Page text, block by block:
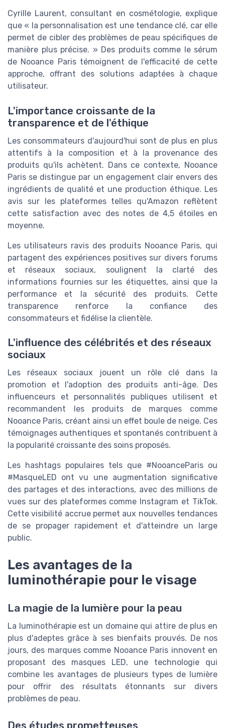
Cyrille Laurent, consultant en cosmétologie, explique
que « la personnalisation est une tendance clé, car elle
permet de cibler des problèmes de peau spécifiques de
manière plus précise. » Des produits comme le sérum
de Nooance Paris témoignent de l'efficacité de cette
approche, offrant des solutions adaptées à chaque
utilisateur.
L'importance croissante de la
transparence et de l'éthique
Les consommateurs d'aujourd'hui sont de plus en plus
attentifs à la composition et à la provenance des
produits qu'ils achètent. Dans ce contexte, Nooance
Paris se distingue par un engagement clair envers des
ingrédients de qualité et une production éthique. Les
avis sur les plateformes telles qu'Amazon reflètent
cette satisfaction avec des notes de 4,5 étoiles en
moyenne.
Les utilisateurs ravis des produits Nooance Paris, qui
partagent des expériences positives sur divers forums
et réseaux sociaux, soulignent la clarté des
informations fournies sur les étiquettes, ainsi que la
performance et la sécurité des produits. Cette
transparence renforce la confiance des
consommateurs et fidélise la clientèle.
L'influence des célébrités et des réseaux
sociaux
Les réseaux sociaux jouent un rôle clé dans la
promotion et l'adoption des produits anti-âge. Des
influenceurs et personnalités publiques utilisent et
recommandent les produits de marques comme
Nooance Paris, créant ainsi un effet boule de neige. Ces
témoignages authentiques et spontanés contribuent à
la popularité croissante des soins proposés.
Les hashtags populaires tels que #NooanceParis ou
#MasqueLED ont vu une augmentation significative
des partages et des interactions, avec des millions de
vues sur des plateformes comme Instagram et TikTok.
Cette visibilité accrue permet aux nouvelles tendances
de se propager rapidement et d'atteindre un large
public.
Les avantages de la
luminothérapie pour le visage
La magie de la lumière pour la peau
La luminothérapie est un domaine qui attire de plus en
plus d'adeptes grâce à ses bienfaits prouvés. De nos
jours, des marques comme Nooance Paris innovent en
proposant des masques LED, une technologie qui
combine les avantages de plusieurs types de lumière
pour offrir des résultats étonnants sur divers
problèmes de peau.